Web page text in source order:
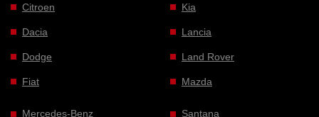
Citroen
Dacia
Dodge
Fiat
Kia
Lancia
Land Rover
Mazda
Mercedes-Benz Santana